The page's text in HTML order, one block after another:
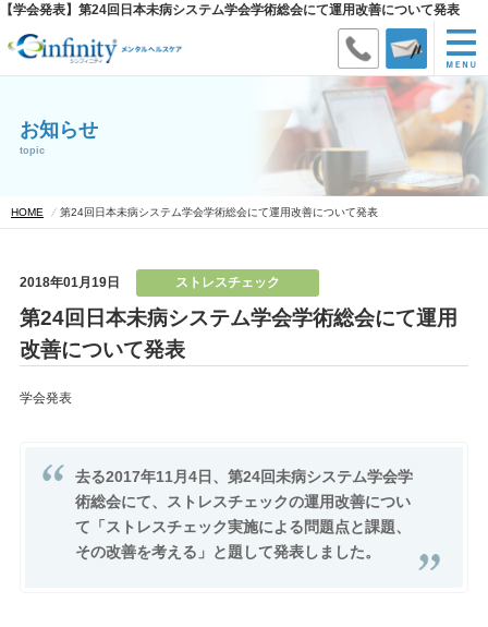
【学会発表】第24回日本未病システム学会学術総会にて運用改善について発表
お知らせ
topic
HOME 第24回日本未病システム学会学術総会にて運用改善について発表
2018年01月19日 ストレスチェック
第24回日本未病システム学会学術総会にて運用
改善について発表
学会発表
去る2017年11月4日、第24回未病システム学会学
術総会にて、ストレスチェックの運用改善につい
て「ストレスチェック実施による問題点と課題、
その改善を考える」と題して発表しました。